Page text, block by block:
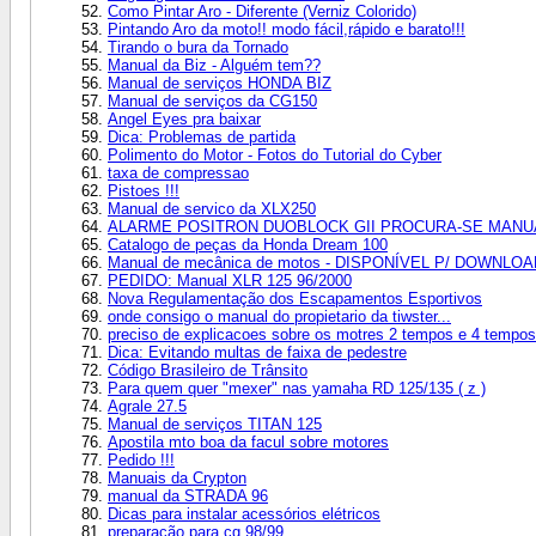
Como Pintar Aro - Diferente (Verniz Colorido)
Pintando Aro da moto!! modo fácil,rápido e barato!!!
Tirando o bura da Tornado
Manual da Biz - Alguém tem??
Manual de serviços HONDA BIZ
Manual de serviços da CG150
Angel Eyes pra baixar
Dica: Problemas de partida
Polimento do Motor - Fotos do Tutorial do Cyber
taxa de compressao
Pistoes !!!
Manual de servico da XLX250
ALARME POSITRON DUOBLOCK GII PROCURA-SE
Catalogo de peças da Honda Dream 100
Manual de mecânica de motos - DISPONÍVEL P/
PEDIDO: Manual XLR 125 96/2000
Nova Regulamentação dos Escapamentos Esportivos
onde consigo o manual do propietario da tiwster...
preciso de explicacoes sobre os motres 2 tempos e 4 tempos
Dica: Evitando multas de faixa de pedestre
Código Brasileiro de Trânsito
Para quem quer "mexer" nas yamaha RD 125/135 ( z )
Agrale 27.5
Manual de serviços TITAN 125
Apostila mto boa da facul sobre motores
Pedido !!!
Manuais da Crypton
manual da STRADA 96
Dicas para instalar acessórios elétricos
preparação para cg 98/99